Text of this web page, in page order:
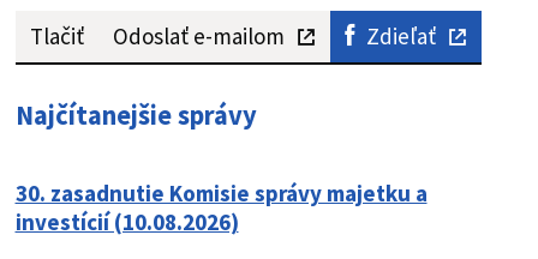
Tlačiť Odoslať e-mailom Zdieľať
Najčítanejšie správy
30. zasadnutie Komisie správy majetku a
investícií (10.08.2026)